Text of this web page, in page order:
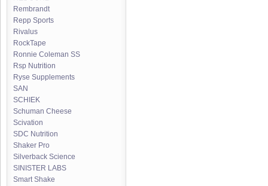
Rembrandt
Repp Sports
Rivalus
RockTape
Ronnie Coleman SS
Rsp Nutrition
Ryse Supplements
SAN
SCHIEK
Schuman Cheese
Scivation
SDC Nutrition
Shaker Pro
Silverback Science
SINISTER LABS
Smart Shake